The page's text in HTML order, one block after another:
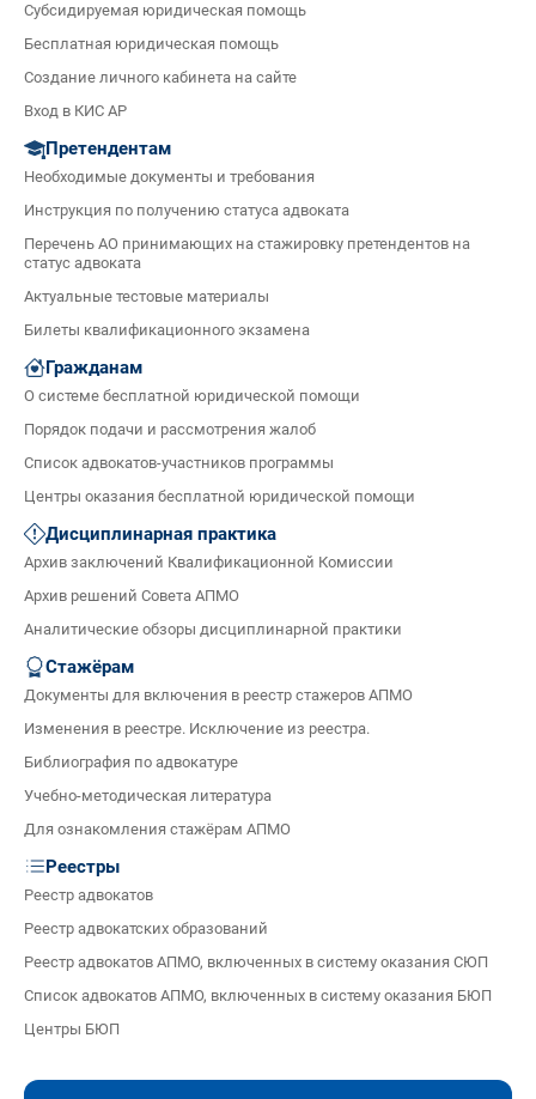
Субсидируемая юридическая помощь
Бесплатная юридическая помощь
Создание личного кабинета на сайте
Вход в КИС АР
Претендентам
Необходимые документы и требования
Инструкция по получению статуса адвоката
Перечень АО принимающих на стажировку претендентов на
статус адвоката
Актуальные тестовые материалы
Билеты квалификационного экзамена
Гражданам
О системе бесплатной юридической помощи
Порядок подачи и рассмотрения жалоб
Список адвокатов-участников программы
Центры оказания бесплатной юридической помощи
Дисциплинарная практика
Архив заключений Квалификационной Комиссии
Архив решений Совета АПМО
Аналитические обзоры дисциплинарной практики
Стажёрам
Документы для включения в реестр стажеров АПМО
Изменения в реестре. Исключение из реестра.
Библиография по адвокатуре
Учебно-методическая литература
Для ознакомления стажёрам АПМО
Реестры
Реестр адвокатов
Реестр адвокатских образований
Реестр адвокатов АПМО, включенных в систему оказания СЮП
Список адвокатов АПМО, включенных в систему оказания БЮП
Центры БЮП